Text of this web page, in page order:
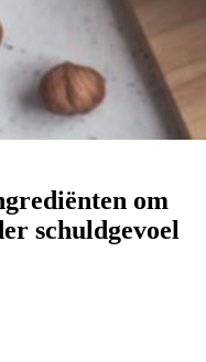
om
schuldgevoel